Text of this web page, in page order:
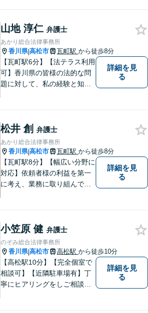
山地 淳仁 弁護士
あかり総合法律事務所
香川県|高松市 瓦町駅 から徒歩8分
【瓦町駅6分】【法テラス利用
可】香川県の皆様の法的な問
題に対して、私の経験と知識
い。少しでもお役に立てるよ
う全力でサポートいたしま
す。
詳細を見
る
松井 創 弁護士
あかり総合法律事務所
香川県|高松市 瓦町駅 から徒歩8分
【瓦町駅8分】【幅広い分野に
対応】依頼者様の利益を第一
に考え、業務に取り組んでお
事件・交通事故・不動産問題
など幅広く対応。即日対応も
可能。まずはお気軽にご相談
ください。
詳細を見
る
小笠原 健 弁護士
のぞみ総合法律事務所
香川県|高松市 高松駅 から徒歩10分
【高松駅10分】【完全個室で
相談可】【近隣駐車場有】丁
寧にヒアリングをしご相談者
詳細を見
る